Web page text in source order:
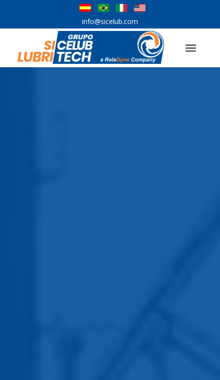
info@sicelub.com